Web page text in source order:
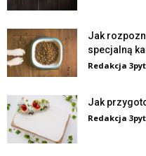
Jak
specjalną
Redakcja
Jak
Redakcja